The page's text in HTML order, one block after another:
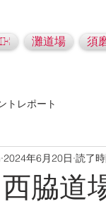
灘道場 須
トレポート
脇道
2024年6月20日 読了